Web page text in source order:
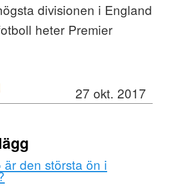
divisionen i England
heter Premier
27 okt. 2017
är den största ön i